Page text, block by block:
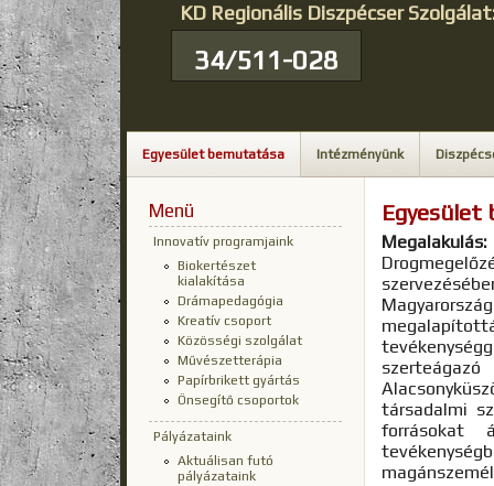
KD Regionális Diszpécser
34/511-028
Egyesület bemutatása Intézményünk
Menü
Innovatív programjaink
Biokertészet
kialakítása
Drámapedagógia
Kreatív csoport
Közösségi szolgálat
Művészetterápia
Papírbrikett gyártás
Önsegítő csoportok
Pályázataink
Aktuálisan futó
pályázataink
Egyesület
Megalakulás:
társadalmi
forrásokat